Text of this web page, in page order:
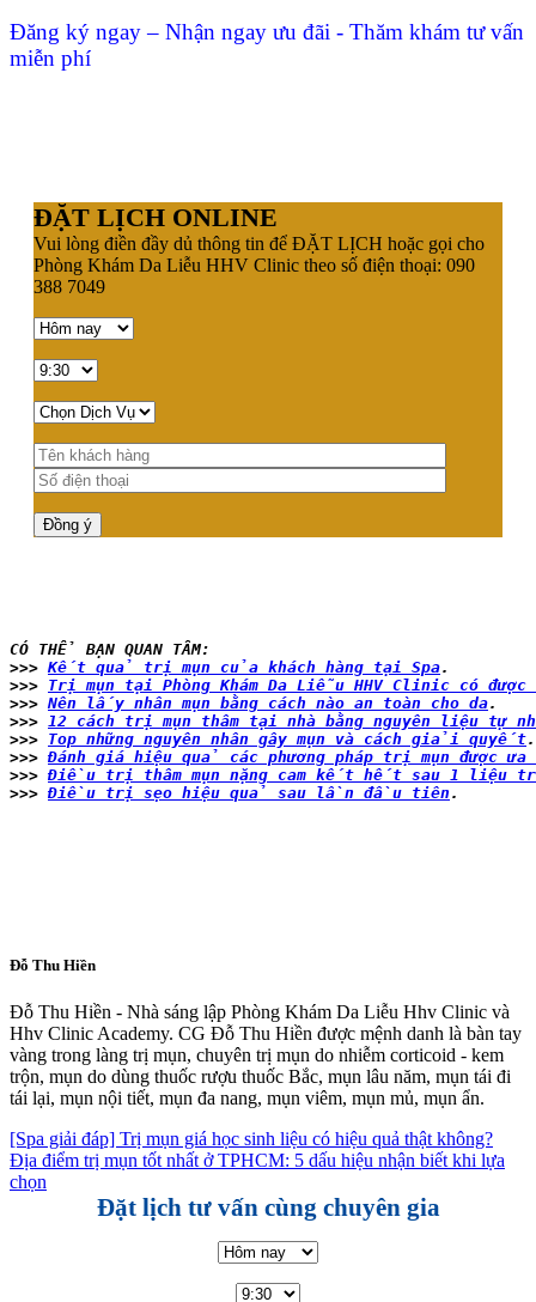
Đăng ký ngay – Nhận ngay ưu đãi - Thăm khám tư vấn
miễn phí
ĐẶT LỊCH ONLINE
Vui lòng điền đầy dủ thông tin để ĐẶT LỊCH hoặc gọi cho
Phòng Khám Da Liễu HHV Clinic theo số điện thoại: 090
388 7049
CÓ THỂ BẠN QUAN TÂM:
>>> Kết quả trị mụn của khách hàng tại Spa
>>> Trị mụn tại Phòng Khám Da Liễu HHV Clinic có được
>>> Nên lấy nhân mụn bằng cách nào an toàn cho da
>>>
12 cách trị mụn thâm tại nhà bằng nguyên liệu tự
>>> Top những nguyên nhân gây mụn và cách giải quyết
>>> Đánh giá hiệu quả các phương pháp trị mụn được ưa
>>> Điều trị thâm mụn nặng cam kết hết sau 1 liệu
>>> Điều trị sẹo hiệu quả sau lần đầu tiên .
Đỗ Thu Hiền
Đỗ Thu Hiền - Nhà sáng lập Phòng Khám Da Liễu Hhv Clinic và
Hhv Clinic Academy. CG Đỗ Thu Hiền được mệnh danh là bàn tay
vàng trong làng trị mụn, chuyên trị mụn do nhiễm corticoid - kem
trộn, mụn do dùng thuốc rượu thuốc Bắc, mụn lâu năm, mụn tái đi
tái lại, mụn nội tiết, mụn đa nang, mụn viêm, mụn mủ, mụn ẩn.
[Spa giải đáp] Trị mụn giá học sinh liệu có hiệu quả thật không?
Địa điểm trị mụn tốt nhất ở TPHCM: 5 dấu hiệu nhận biết khi lựa
chọn
Đặt lịch tư vấn cùng chuyên gia